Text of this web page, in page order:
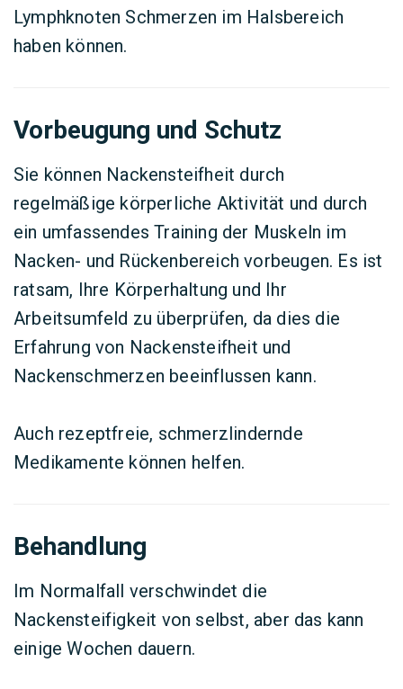
Lymphknoten Schmerzen im Halsbereich
haben können.
Vorbeugung und Schutz
Sie können Nackensteifheit durch
regelmäßige körperliche Aktivität und durch
ein umfassendes Training der Muskeln im
Nacken- und Rückenbereich vorbeugen. Es ist
ratsam, Ihre Körperhaltung und Ihr
Arbeitsumfeld zu überprüfen, da dies die
Erfahrung von Nackensteifheit und
Nackenschmerzen beeinflussen kann.
Auch rezeptfreie, schmerzlindernde
Medikamente können helfen.
Behandlung
Im Normalfall verschwindet die
Nackensteifigkeit von selbst, aber das kann
einige Wochen dauern.